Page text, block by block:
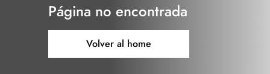
Página no encontrada
Volver al home